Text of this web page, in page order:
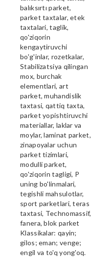
balıksırtı parket,
parket taxtalar, etek
taxtalari, taglik,
qo'ziqorin
kengaytiruvchi
bo'g'inlar, rozetkalar,
Stabilizatsiya qilingan
mox, burchak
elementlari, art
parket, muhandislik
taxtasi, qattiq taxta,
parket yopishtiruvchi
materiallar, laklar va
moylar, laminat parket,
zinapoyalar uchun
parket tizimlari,
modulli parket,
qo'ziqorin tagligi, P
uning bo'linmalari,
tegishli mahsulotlar,
sport parketlari, teras
taxtasi, Technomassif,
fanera, blok parket
Klassikalar: qayin;
gilos; eman; venge;
engil va to'q yong'oq.